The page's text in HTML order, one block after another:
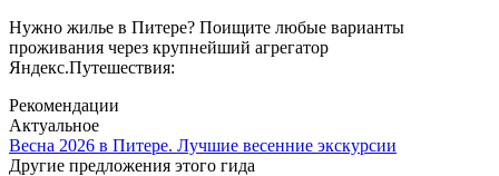
Нужно жилье в Питере? Поищите любые варианты
проживания через крупнейший агрегатор
Яндекс.Путешествия:
Рекомендации
Актуальное
Весна 2026 в Питере. Лучшие весенние экскурсии
Другие предложения этого гида